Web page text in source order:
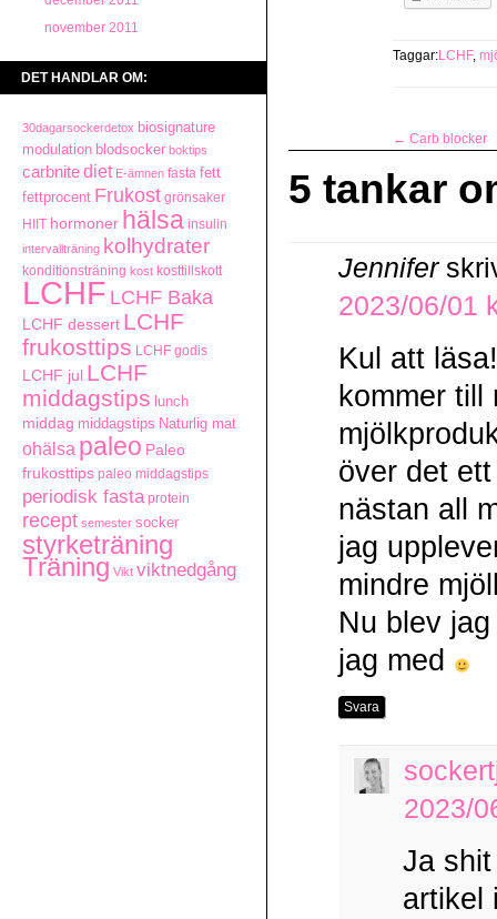
november 2011
DET HANDLAR OM:
30dagarsockerdetox biosignature
modulation blodsocker boktips
carbnitediet E-ämnen fasta fett
fettprocent Frukost grönsaker
HIIT hormoner hälsa insulin
intervallträning kolhydrater
konditionsträning kost kosttillskott
LCHF LCHF Baka
LCHF dessert LCHF
frukosttips LCHF godis
LCHF jul LCHF
middagstips lunch
middag middagstips Naturlig mat
ohälsa paleo Paleo
frukosttips paleo middagstips
periodisk fasta protein
recept semester socker
styrketräning
Träning Vikt viktnedgång
Taggar:LCHF,
← Carb blocker
5 tankar
Jennifer
2023/06/01
Kul att
kommer till
över det
nästan all
jag
mindre
Nu blev
jag med
Svara
2023/
Ja
artikel